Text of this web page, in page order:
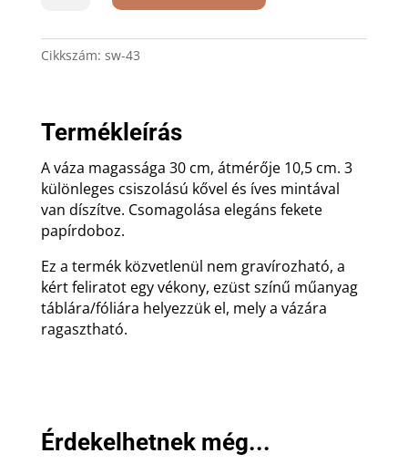
üvegkristály
mennyiség
Cikkszám: sw-43
Termékleírás
A váza magassága 30 cm, átmérője 10,5 cm. 3
különleges csiszolású kővel és íves mintával
van díszítve. Csomagolása elegáns fekete
papírdoboz.
Ez a termék közvetlenül nem gravírozható, a
kért feliratot egy vékony, ezüst színű műanyag
táblára/fóliára helyezzük el, mely a vázára
ragasztható.
Érdekelhetnek még...